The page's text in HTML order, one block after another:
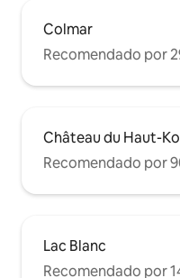
Colmar
Recomendado por
Château du Haut-
Recomendado por
Lac Blanc
Recomendado por